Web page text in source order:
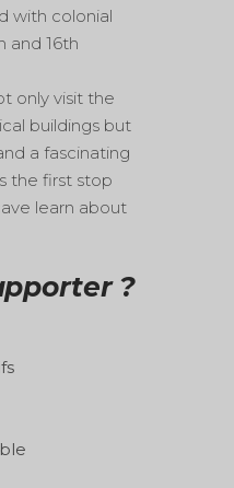
with colonial
and 16th
only visit the
buildings but
a fascinating
the first stop
learn about
?